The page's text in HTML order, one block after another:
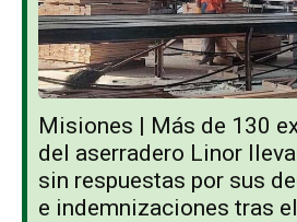
Misiones | Más de 130
del aserradero Linor
sin respuestas por sus
e indemnizaciones tras